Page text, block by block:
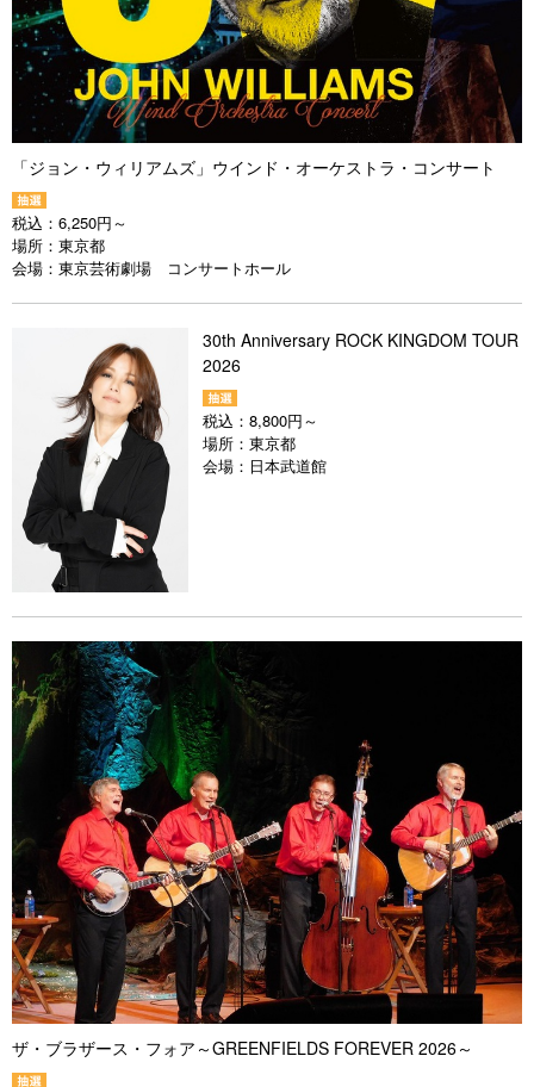
「ジョン・ウィリアムズ」ウインド・オーケストラ・コンサート
税込： 6,250円～
場所： 東京都
会場： 東京芸術劇場 コンサートホール
30th Anniversary ROCK KINGDOM TOUR
2026
税込： 8,800円～
場所： 東京都
会場： 日本武道館
ザ・ブラザース・フォア～GREENFIELDS FOREVER 2026～